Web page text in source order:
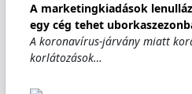
A marketingkiadások
egy cég tehet
A koronavírus-járvány miatt
korlátozások…